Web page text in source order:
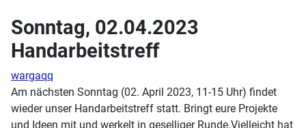
Sonntag, 02.04.2023
Handarbeitstreff
wargaqq
Am nächsten Sonntag (02. April 2023, 11-15 Uhr) findet
wieder unser Handarbeitstreff statt. Bringt eure Projekte
und Ideen mit und werkelt in geselliger Runde.Vielleicht hat